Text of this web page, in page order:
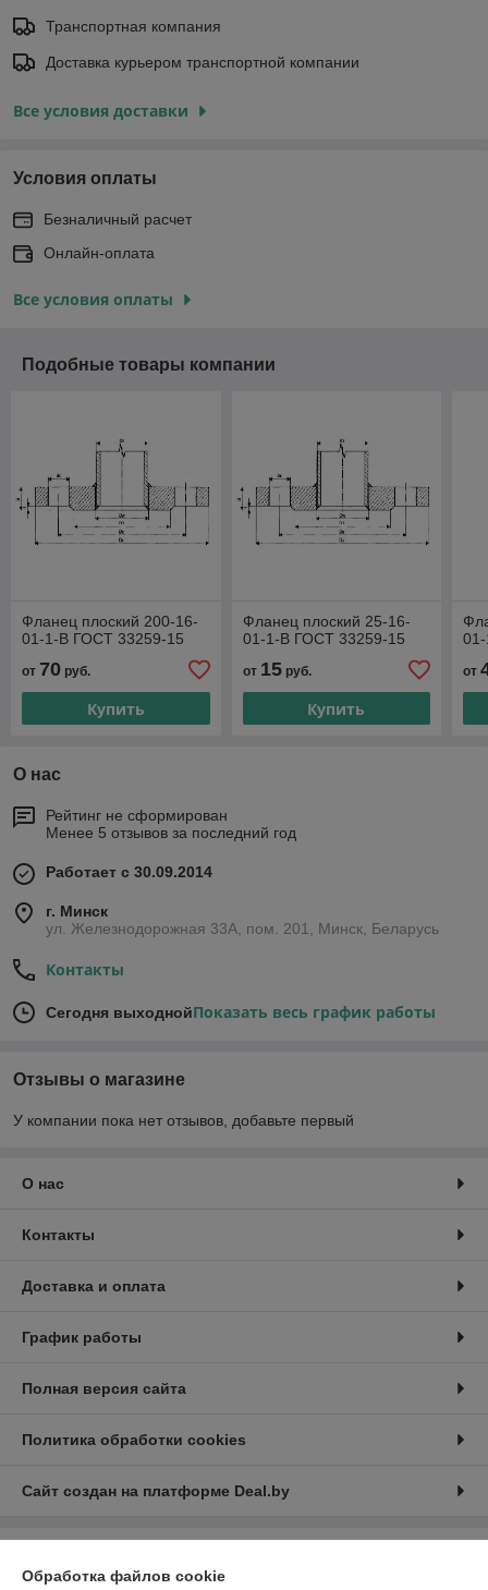
Транспортная компания
Доставка курьером транспортной компании
Все условия доставки
Условия оплаты
Безналичный расчет
Онлайн-оплата
Все условия оплаты
Подобные товары компании
Фланец плоский 200-16-
01-1-В ГОСТ 33259-15
от 70 руб.
Купить
Фланец плоский 25-16-
01-1-В ГОСТ 33259-15
от 15руб.
Купить
от
О нас
Рейтинг не сформирован
Менее 5 отзывов за последний год
Работает с 30.09.2014
г. Минск
ул. Железнодорожная 33А, пом. 201, Минск, Беларусь
Контакты
Сегодня выходнойПоказать весь график работы
Отзывы о магазине
У компании пока нет отзывов, добавьте первый
О нас
Контакты
Доставка и оплата
График работы
Полная версия сайта
Политика обработки cookies
Сайт создан на платформе Deal.by
Обработка файлов cookie